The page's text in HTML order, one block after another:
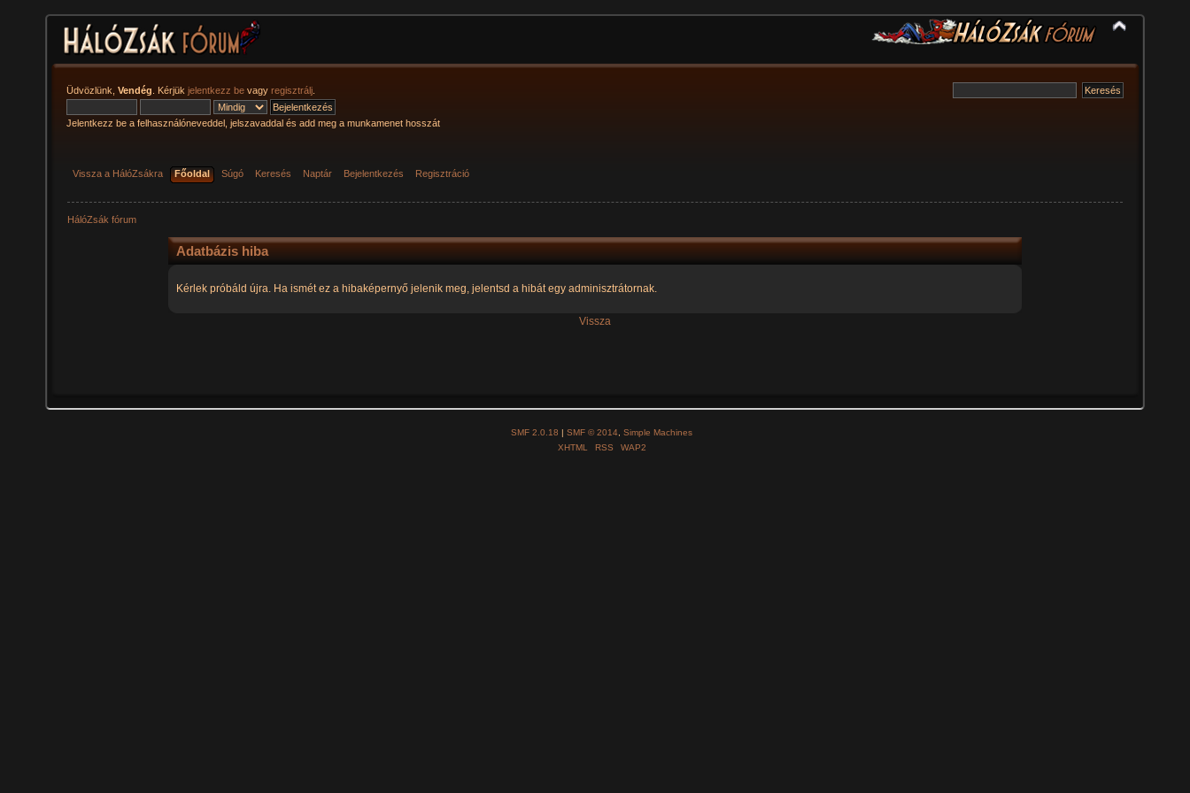
Üdvözlünk, Vendég . Kérjük jelentkezz be vagy regisztrálj
Jelentkezz be a felhasználóneveddel, jelszavaddal és add meg a munkamenet hosszát
Vissza a HálóZsákra Főoldal Súgó Keresés Naptár Bejelentkezés Regisztráció
HálóZsák fórum
Adatbázis hiba
Kérlek próbáld újra. Ha ismét ez a hibaképernyő jelenik meg, jelentsd a hibát egy adminisztrátornak.
Vissza
SMF 2.0.18 | SMF © 2014, Simple Machines
XHTML
RSS WAP2